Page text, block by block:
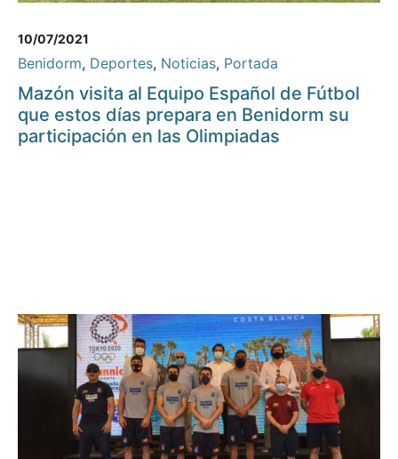
10/07/2021
Benidorm, Deportes, Noticias, Portada
Mazón visita al Equipo Español de Fútbol
que estos días prepara en Benidorm su
participación en las Olimpiadas